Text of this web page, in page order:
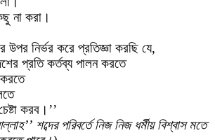
না করা।
উপর নির্ভর করে প্রতিজ্ঞা করছি যে,
প্রতি কর্তব্য পালন করতে
করব।’’
শব্দের পরিবর্তে নিজ নিজ ধর্মীয় বিশ্বাস মতে